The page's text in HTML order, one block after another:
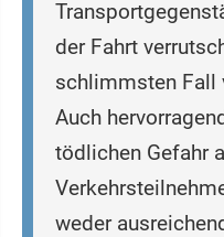
der Fahrt
schlimmsten Fall
Auch
tödlichen Gefahr
weder